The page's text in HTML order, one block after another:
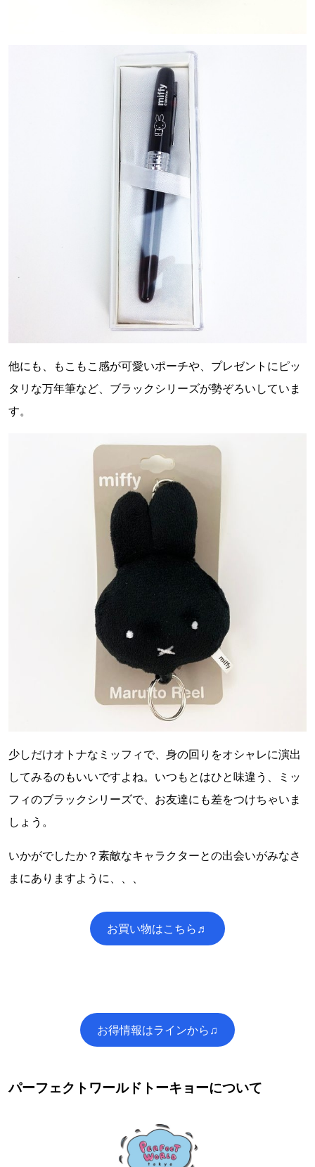
他にも、もこもこ感が可愛いポーチや、プレゼントにピッ
タリな万年筆など、ブラックシリーズが勢ぞろいしていま
す。
少しだけオトナなミッフィで、身の回りをオシャレに演出
してみるのもいいですよね。いつもとはひと味違う、ミッ
フィのブラックシリーズで、お友達にも差をつけちゃいま
しょう。
いかがでしたか？素敵なキャラクターとの出会いがみなさ
まにありますように、、、
お買い物はこちら♬
お得情報はラインから♫
パーフェクトワールドトーキョーについて